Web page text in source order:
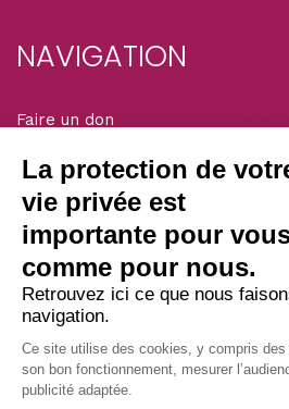
NAVIGATION
Faire un don
Solidarité magazine
SIÈGE DE
Nous écrire par courrier postal à
APCLD
45/47 avenue Laplace
94117 ARCUEIL CEDEX
La protection de
vie privée est
importante pour
comme pour nous.
Retrouvez ici ce que nous
navigation.
Ce site utilise des cookies, y compris des
son bon fonctionnement, mesurer
publicité adaptée.